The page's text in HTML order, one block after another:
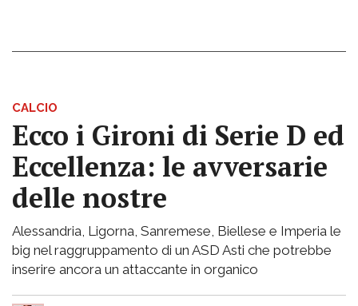
CALCIO
Ecco i Gironi di Serie D ed
Eccellenza: le avversarie
delle nostre
Alessandria, Ligorna, Sanremese, Biellese e Imperia le
big nel raggruppamento di un ASD Asti che potrebbe
inserire ancora un attaccante in organico